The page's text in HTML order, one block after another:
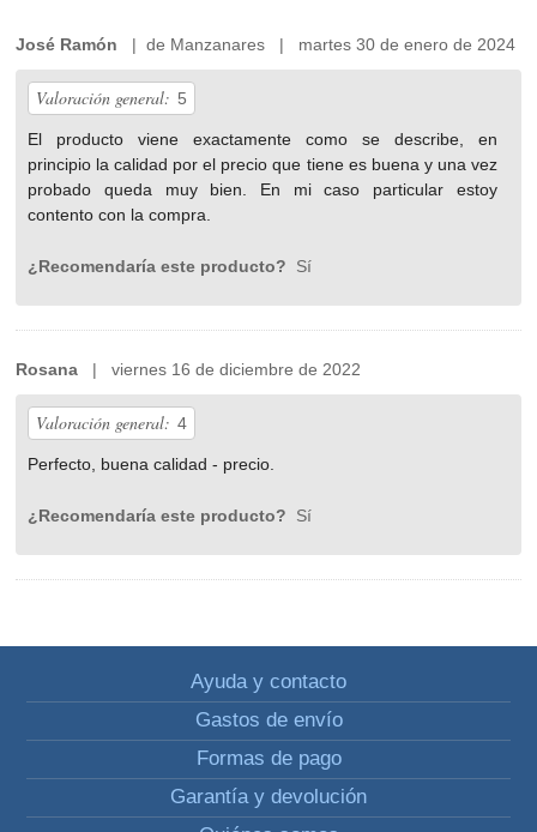
José Ramón | de Manzanares | martes 30 de enero de 2024
Valoración general: 5
El producto viene exactamente como se describe, en
principio la calidad por el precio que tiene es buena y una vez
probado queda muy bien. En mi caso particular estoy
contento con la compra.
¿Recomendaría este producto? Sí
Rosana | viernes 16 de diciembre de 2022
Valoración general: 4
Perfecto, buena calidad - precio.
¿Recomendaría este producto? Sí
Ayuda y contacto
Gastos de envío
Formas de pago
Garantía y devolución